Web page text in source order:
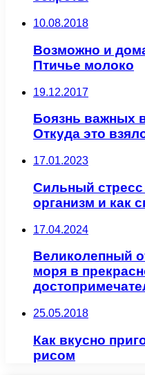
10.08.2018
Возможно и
Птичье молоко
19.12.2017
Боязнь важных
Откуда это
17.01.2023
Сильный
организм и как
17.04.2024
Великолепный
моря в
25.05.2018
Как вкусно
рисом